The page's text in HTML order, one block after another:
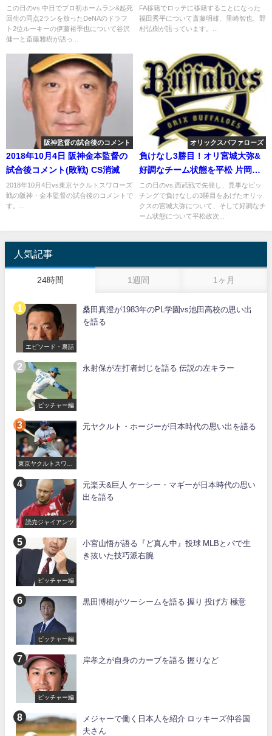
2019.8.10
この日のvs.中日でプロ初ホームラン&起死
回生の同点2ランを放ったDeNAのドラフ
ト2位ルーキーの伊藤裕季也について谷沢
健一と斎藤雅樹が語っ...
FA移籍でロッテに移籍することになった
福田秀平について斎藤明雄、里崎智也、野
村弘樹が語っています。...
阪神監督の試合後のコメント
2018年10月4日 阪神金本監督の
試合後コメント(敗戦) CS消滅
2018年10月4日vs東京ヤクルトスワローズ
戦の阪神・金本監督の試合後のコメントで
す。...
オリックスバファローズ
負けなし3勝目！オリ宮城大弥&
好調なチーム状態を平松 片岡が
語る
この日のvs.西武戦で先発し、見事なピッ
チングで負けなしの3勝目をあげたオリッ
クスの宮城大弥について、そして好調なチ
ーム状態について平松政次...
人気記事
24時間 1週間 1ヶ月
エピソード・裏話
桑田真澄が1983年のPL学園vs池田高校の思い出
を語る
ピッチャー編
永射保が左打者封じを語る 伝説の左キラー
東京ヤクルトスワロ
元ヤクルト・ホージーが日本時代の思い出を語る
読売ジャイアンツ
元楽天&巨人 ケーシー・マギーが日本時代の思い
出を語る
ピッチャー編
小宮山悟が語る『ど真ん中』投球 MLBとパで生
き抜いた技巧派右腕
ピッチャー編
黒田博樹がツーシームを語る 握り 投げ方 極意
ピッチャー編
岸孝之が自身のカーブを語る 握りなど
メジャーで働く日本人を紹介 ロッキーズ仲谷国
夫さん